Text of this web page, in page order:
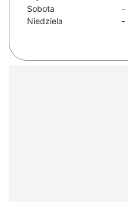
Sobota
-
Niedziela
-